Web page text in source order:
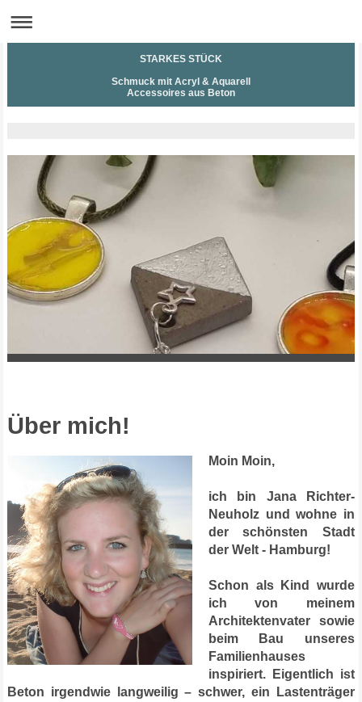
STARKES STÜCK
Schmuck mit Acryl & Aquarell
Accessoires aus Beton
Über mich!
Moin Moin,
ich bin Jana Richter-
Neuholz und wohne in
der schönsten Stadt
der Welt - Hamburg!
Schon als Kind wurde
ich von meinem
Architektenvater sowie
beim Bau unseres
Familienhauses
inspiriert. Eigentlich ist
Beton irgendwie langweilig – schwer, ein Lastenträger